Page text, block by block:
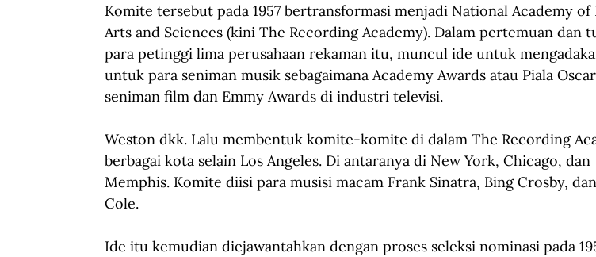
Komite tersebut pada 1957 bertransformasi menjadi National Academy
Arts and Sciences (kini The Recording Academy). Dalam pertemuan dan
para petinggi lima perusahaan rekaman itu, muncul ide untuk
untuk para seniman musik sebagaimana Academy Awards atau Piala
seniman film dan Emmy Awards di industri televisi.
Weston dkk. Lalu membentuk komite-komite di dalam The Recording
berbagai kota selain Los Angeles. Di antaranya di New York, Chicago, dan
Memphis. Komite diisi para musisi macam Frank Sinatra, Bing Crosby, dan
Cole.
Ide itu kemudian diejawantahkan dengan proses seleksi nominasi pada